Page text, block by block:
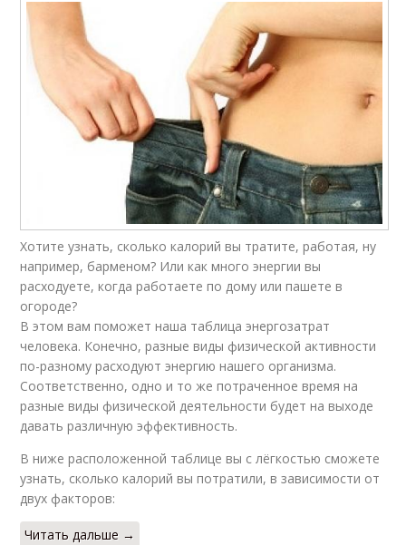
Хотите узнать, сколько калорий вы тратите, работая, ну
например, барменом? Или как много энергии вы
расходуете, когда работаете по дому или пашете в
огороде?
В этом вам поможет наша таблица энергозатрат
человека. Конечно, разные виды физической активности
по-разному расходуют энергию нашего организма.
Соответственно, одно и то же потраченное время на
разные виды физической деятельности будет на выходе
давать различную эффективность.
В ниже расположенной таблице вы с лёгкостью сможете
узнать, сколько калорий вы потратили, в зависимости от
двух факторов:
Читать дальше →